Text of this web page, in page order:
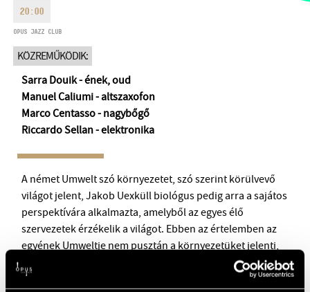
EMAIL
OPUS JAZZ CLUB
BMC RECORDS
ZENEI INFORMÁCIÓS KÖZPONT ÉS KÖNYVTÁR
BMC NEMZETKÖZI CIMBALOMVERSENY 2019
20:00
OPUS JAZZ CLUB
KÖZREMŰKÖDIK:
Sarra Douik - ének, oud
Manuel Caliumi - altszaxofon
Marco Centasso - nagybőgő
Riccardo Sellan - elektronika
A német Umwelt szó környezetet, szó szerint körülvevő
világot jelent, Jakob Uexküll biológus pedig arra a sajátos
perspektívára alkalmazta, amelyből az egyes élő
szervezetek érzékelik a világot. Ebben az értelemben az
egyének Umweltje nem pusztán a környezetüket jelenti,
hanem az általuk észlelt, szubjektív univerzumot, a világhoz
való viszonyulásuk horizontját, amely egyszerre